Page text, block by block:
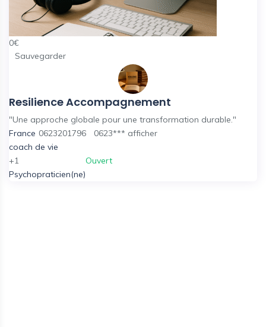
0€
Sauvegarder
Resilience Accompagnement
"Une approche globale pour une transformation durable."
France 0623201796 0623*** afficher
coach de vie
+1
Psychopraticien(ne)
Ouvert